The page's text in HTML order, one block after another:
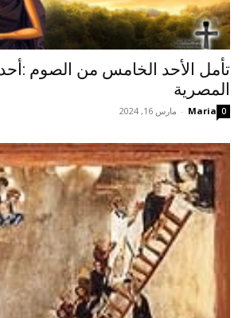
تأمل الأحد الخامس من الصوم
المصرية
Maria
- مارس 16, 2024 0